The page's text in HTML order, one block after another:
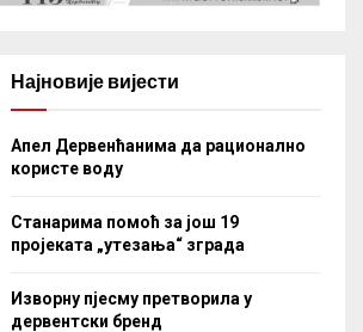
Најновије вијести
Апел Дервенћанима да рационално
користе воду
Станарима помоћ за још 19
пројеката „утезања“ зграда
Изворну пјесму претворила у
дервентски бренд